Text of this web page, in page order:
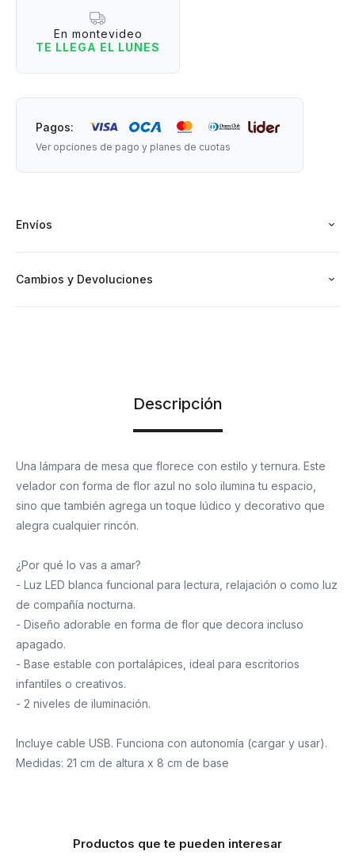
- Diseño adorable en forma de flor que decora incluso
apagado.
- 2 niveles de iluminación.
Incluye cable USB. Funciona con autonomía (cargar y usar).
Medidas: 21 cm de altura x 8 cm de base
En montevideo
TE LLEGA EL LUNES
Pagos:
Ver opciones de pago y planes de cuotas
Envíos
Cambios y Devoluciones
Descripción
Una lámpara de mesa que florece con estilo y ternura. Este
velador con forma de flor azul no solo ilumina tu espacio,
sino que también agrega un toque lúdico y decorativo que
alegra cualquier rincón.
¿Por qué lo vas a amar?
- Luz LED blanca funcional para lectura, relajación o como luz
de compañía nocturna.
- Diseño adorable en forma de flor que decora incluso
apagado.
- Base estable con portalápices, ideal para escritorios
infantiles o creativos.
- 2 niveles de iluminación.
Incluye cable USB. Funciona con autonomía (cargar y usar).
Medidas: 21 cm de altura x 8 cm de base
Productos que te pueden interesar